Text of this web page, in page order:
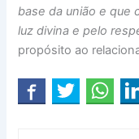
base da união e que
luz divina e pelo
propósito ao